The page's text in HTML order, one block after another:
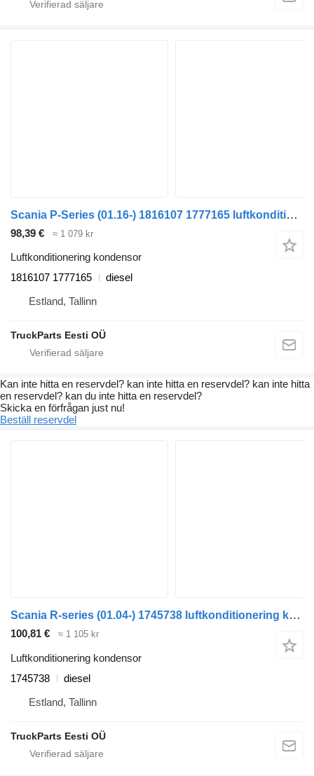
Scania P-Series (01.16-) 1816107 1777165 luftkonditionering kondensor till Scania L,P,G,R,S-series (2016-) dragbil
98,39 € ≈ 1 079 kr
Luftkonditionering kondensor
1816107 1777165
diesel
Estland, Tallinn
TruckParts Eesti OÜ
Kan inte hitta en reservdel? kan inte hitta en reservdel? kan inte hitta
en reservdel? kan du inte hitta en reservdel?
Skicka en förfrågan just nu!
Beställ reservdel
Scania R-series (01.04-) 1745738 luftkonditionering kondensor till Scania P,G,R,T-series (2004-2017) dragbil
100,81 € ≈ 1 105 kr
Luftkonditionering kondensor
1745738
diesel
Estland, Tallinn
TruckParts Eesti OÜ